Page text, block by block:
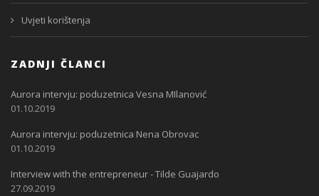
Uvjeti korištenja
ZADNJI ČLANCI
Aurora intervju: poduzetnica Vesna MIlanović
01.10.2019
Aurora intervju: poduzetnica Nena Obrovac
01.10.2019
Interview with the entrepreneur - Tilde Guajardo
27.09.2019